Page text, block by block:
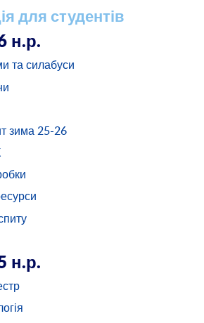
для студентів
н.р.
та силабуси
зима 25-26
н.р.